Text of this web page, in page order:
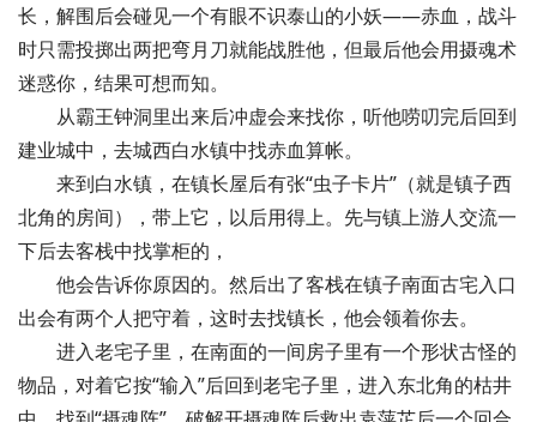
长，解围后会碰见一个有眼不识泰山的小妖——赤血，战斗
时只需投掷出两把弯月刀就能战胜他，但最后他会用摄魂术
迷惑你，结果可想而知。
从霸王钟洞里出来后冲虚会来找你，听他唠叨完后回到
建业城中，去城西白水镇中找赤血算帐。
来到白水镇，在镇长屋后有张“虫子卡片”（就是镇子西
北角的房间），带上它，以后用得上。先与镇上游人交流一
下后去客栈中找掌柜的，
他会告诉你原因的。然后出了客栈在镇子南面古宅入口
出会有两个人把守着，这时去找镇长，他会领着你去。
进入老宅子里，在南面的一间房子里有一个形状古怪的
物品，对着它按“输入”后回到老宅子里，进入东北角的枯井